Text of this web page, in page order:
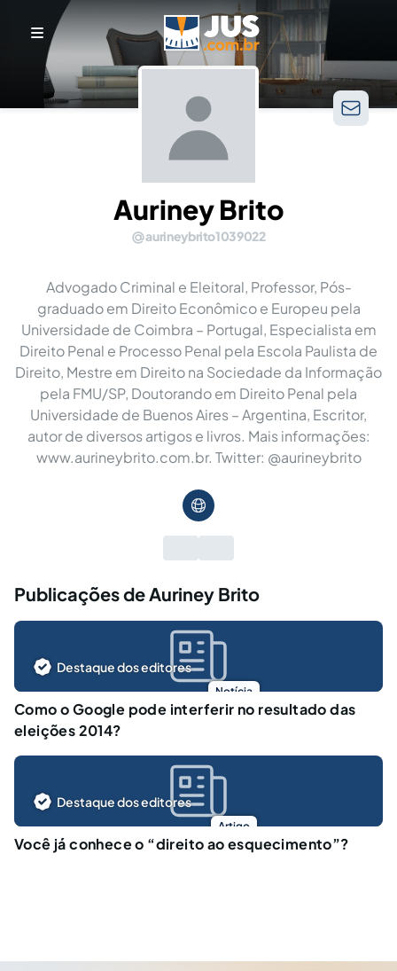
Auriney Brito
aurineybrito1039022
Advogado Criminal e Eleitoral, Professor, Pós-
graduado em Direito Econômico e Europeu pela
Universidade de Coimbra – Portugal, Especialista em
Direito Penal e Processo Penal pela Escola Paulista de
Direito, Mestre em Direito na Sociedade da Informação
pela FMU/SP, Doutorando em Direito Penal pela
Universidade de Buenos Aires – Argentina, Escritor,
autor de diversos artigos e livros. Mais informações:
www.aurineybrito.com.br. Twitter: @aurineybrito
Publicações de Auriney Brito
Notícia
Destaque dos editores
Como o Google pode interferir no resultado das
eleições 2014?
Artigo
Destaque dos editores
Você já conhece o “direito ao esquecimento”?